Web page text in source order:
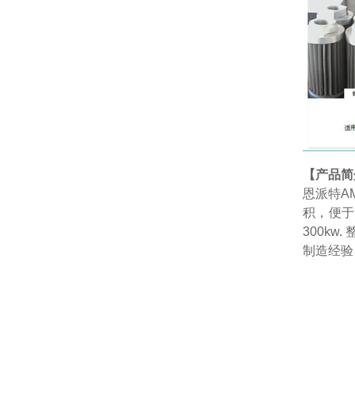
【产品
恩派特
积，便
300kw.
制造经